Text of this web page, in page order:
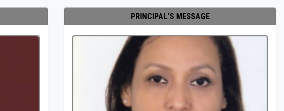
PRINCIPAL'S MESSAGE